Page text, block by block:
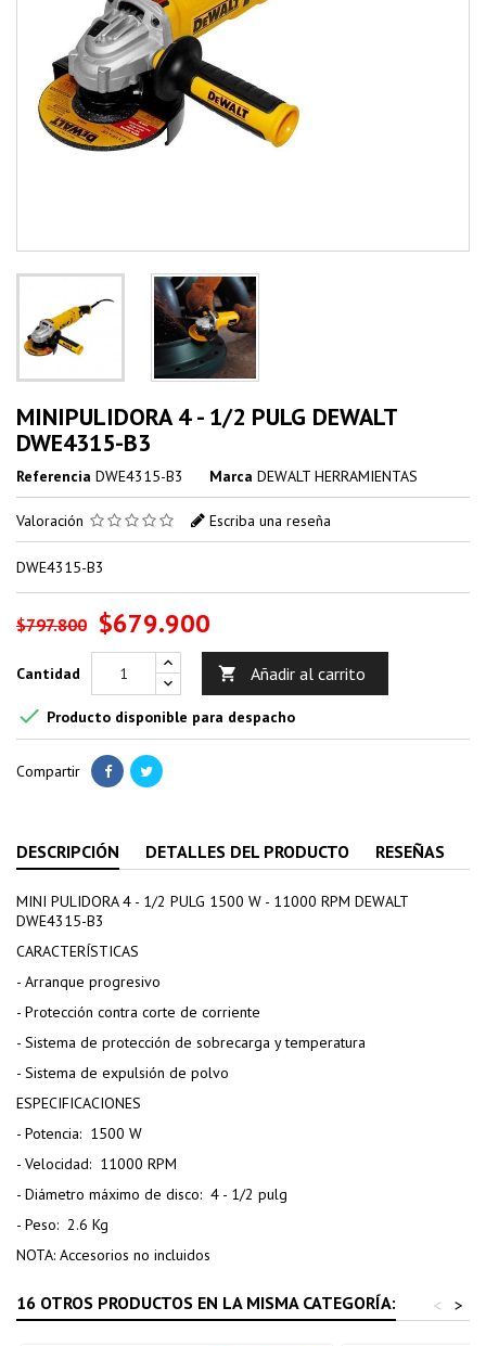
MINIPULIDORA 4 - 1/2 PULG DEWALT
DWE4315-B3
Referencia DWE4315-B3 Marca DEWALT HERRAMIENTAS
Valoración Escriba una reseña
DWE4315-B3
$797.800 $679.900
Cantidad  Añadir al carrito
 Producto disponible para despacho
Compartir
DESCRIPCIÓN DETALLES DEL PRODUCTO RESEÑAS
MINI PULIDORA 4 - 1/2 PULG 1500 W - 11000 RPM DEWALT
DWE4315-B3
CARACTERÍSTICAS
- Arranque progresivo
- Protección contra corte de corriente
- Sistema de protección de sobrecarga y temperatura
- Sistema de expulsión de polvo
ESPECIFICACIONES
- Potencia: 1500 W
- Velocidad: 11000 RPM
- Diámetro máximo de disco: 4 - 1/2 pulg
- Peso: 2.6 Kg
NOTA: Accesorios no incluidos
16 OTROS PRODUCTOS EN LA MISMA CATEGORÍA: >
<